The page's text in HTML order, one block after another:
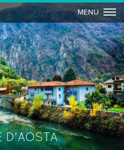
MENU
D'AOSTA